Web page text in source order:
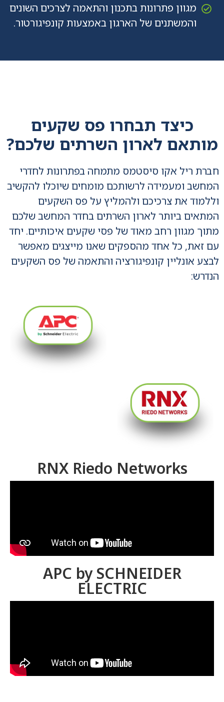
מגוון פתרונות בתכנון והתאמה לצרכים השונים
והמשתנים של הארגון באמצעות קונפיגורטור.
כיצד תבחרו פס שקעים
מותאם לארון השרתים שלכם?
חברת ריל אקו סיסטמס מתמחה בפתרונות לחדרי
המחשב ומעמידה לרשותכם מומחים שיוכלו להקשיב
וללמוד את צרכיכם ולהמליץ על פס השקעים
המתאים ביותר לארון השרתים בחדר המחשב שלכם
מתוך מגוון רחב מאוד של פסי שקעים איכותיים. יחד
עם זאת, כל אחד מהספקים שאנו מייצגים מאפשר
לבצע אונליין קונפיגורציה והתאמה של פס השקעים
הנדרש:
RNX Riedo Networks
APC by SCHNEIDER
ELECTRIC